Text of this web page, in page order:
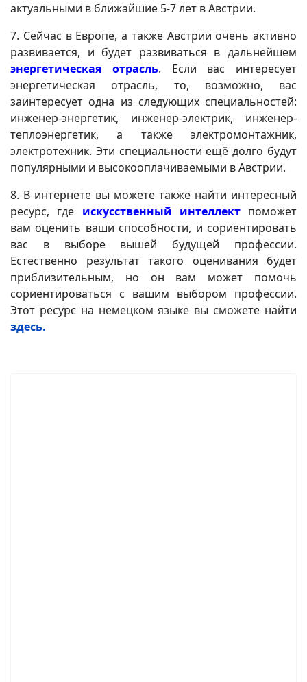
актуальными в ближайшие 5-7 лет в Австрии.
7. Сейчас в Европе, а также Австрии очень активно
развивается, и будет развиваться в дальнейшем
энергетическая отрасль. Если вас интересует
энергетическая отрасль, то, возможно, вас
заинтересует одна из следующих специальностей:
инженер-энергетик, инженер-электрик, инженер-
теплоэнергетик, а также электромонтажник,
электротехник. Эти специальности ещё долго будут
популярными и высокооплачиваемыми в Австрии.
8. В интернете вы можете также найти интересный
ресурс, где искусственный интеллект поможет
вам оценить ваши способности, и сориентировать
вас в выборе вышей будущей профессии.
Естественно результат такого оценивания будет
приблизительным, но он вам может помочь
сориентироваться с вашим выбором профессии.
Этот ресурс на немецком языке вы сможете найти
здесь.